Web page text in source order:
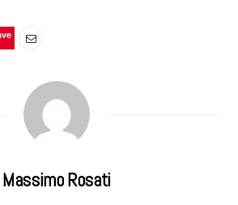
Massimo Rosati